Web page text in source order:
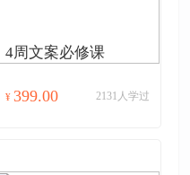
4周文案必修课
¥ 399.00 2131人学过